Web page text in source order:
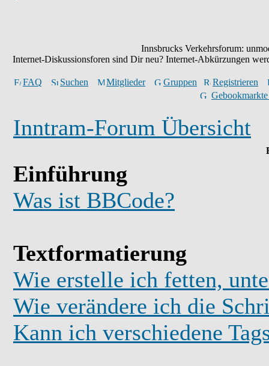
Innsbrucks Verkehrsforum:
Internet-Diskussionsforen sind Dir neu? Internet-Abkürzungen
FAQ Suchen Mitglieder Gruppen
Registrieren
Inntram-Forum Übersicht
Einführung
Was ist BBCode?
Textformatierung
Wie erstelle ich fetten,
Wie verändere ich die
Kann ich verschiedene